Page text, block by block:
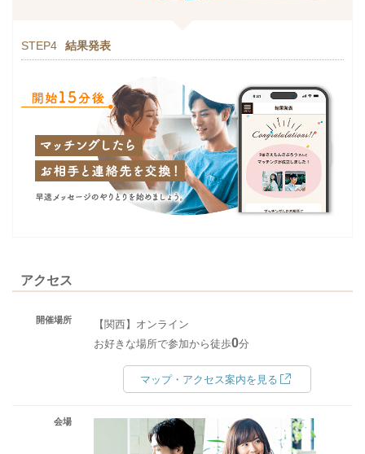
STEP4 結果発表
アクセス
開催場所
【関西】オンライン
お好きな場所で参加から徒歩0分
マップ・アクセス案内を見る
会場